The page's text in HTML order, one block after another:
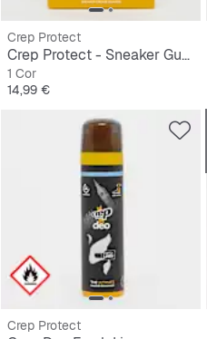
Crep Protect
Crep Protect - Sneaker Guards 3.0
1 Cor
Preço
14,99 €
Crep Protect